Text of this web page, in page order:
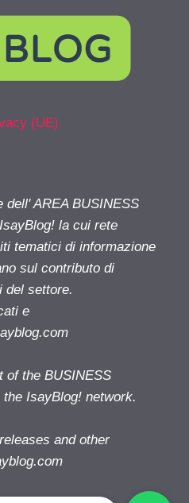
(UE)
AREA BUSINESS
la cui rete
tematici di informazione
sul contributo di
del settore.
e
of the BUSINESS
the IsayBlog! network.
and other